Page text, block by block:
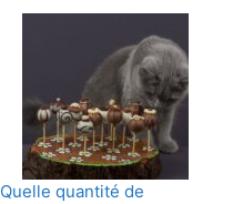
Quelle quantité de